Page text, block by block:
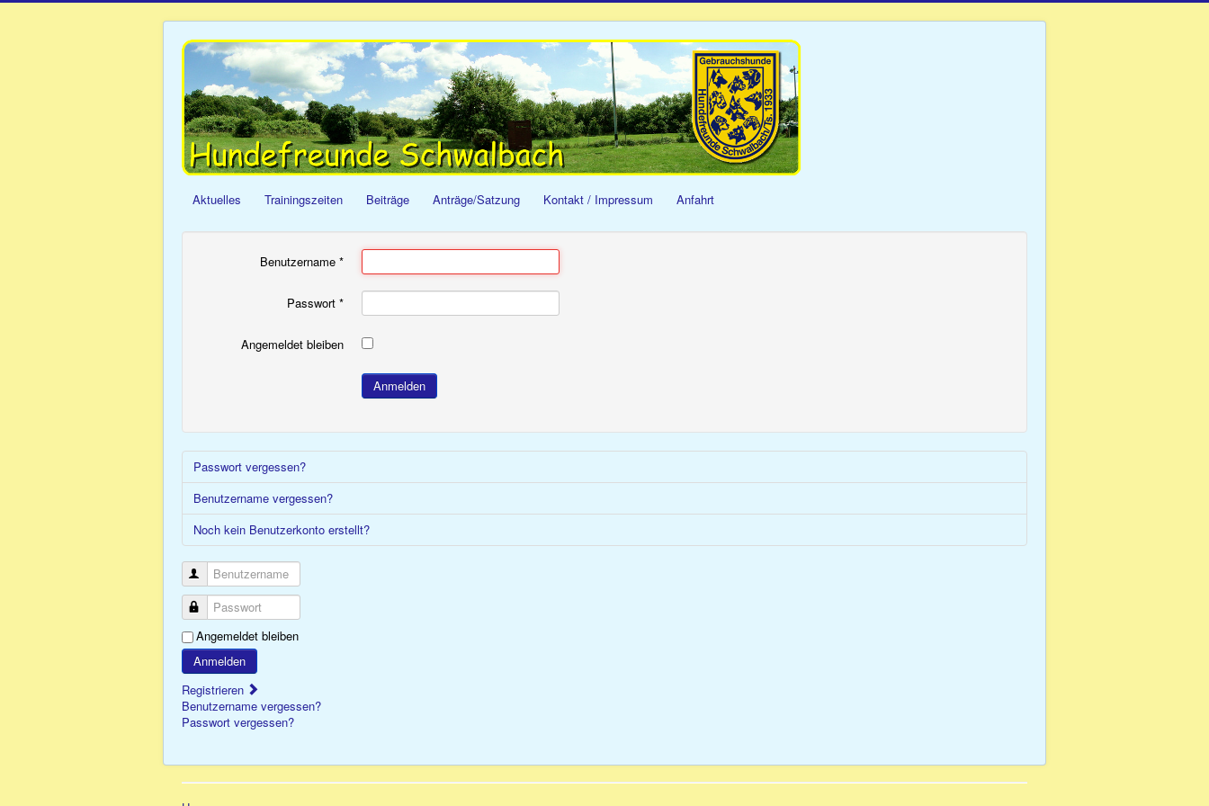
Aktuelles Trainingszeiten Beiträge Anträge/Satzung Kontakt / Impressum Anfahrt
Benutzername *
Passwort *
Angemeldet bleiben
Anmelden
Passwort vergessen?
Benutzername vergessen?
Noch kein Benutzerkonto erstellt?
Benutzername
Passwort
Angemeldet bleiben
Anmelden
Registrieren
Benutzername vergessen?
Passwort vergessen?